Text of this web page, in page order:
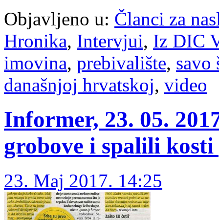
Objavljeno u: Članci za
Hronika, Intervjui, Iz DIC
imovina, prebivalište, savo
današnjoj hrvatskoj, video
Informer, 23. 05.
grobove i spalili
23. Maj 2017. 14:25